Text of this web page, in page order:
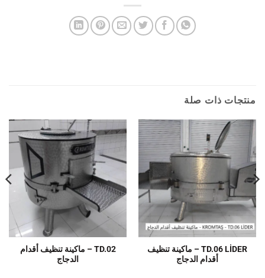
منتجات ذات صلة
TD.06 LİDER – ماكينة تنظيف
أقدام الدجاج
TD.02 – ماكينة تنظيف أقدام
الدجاج